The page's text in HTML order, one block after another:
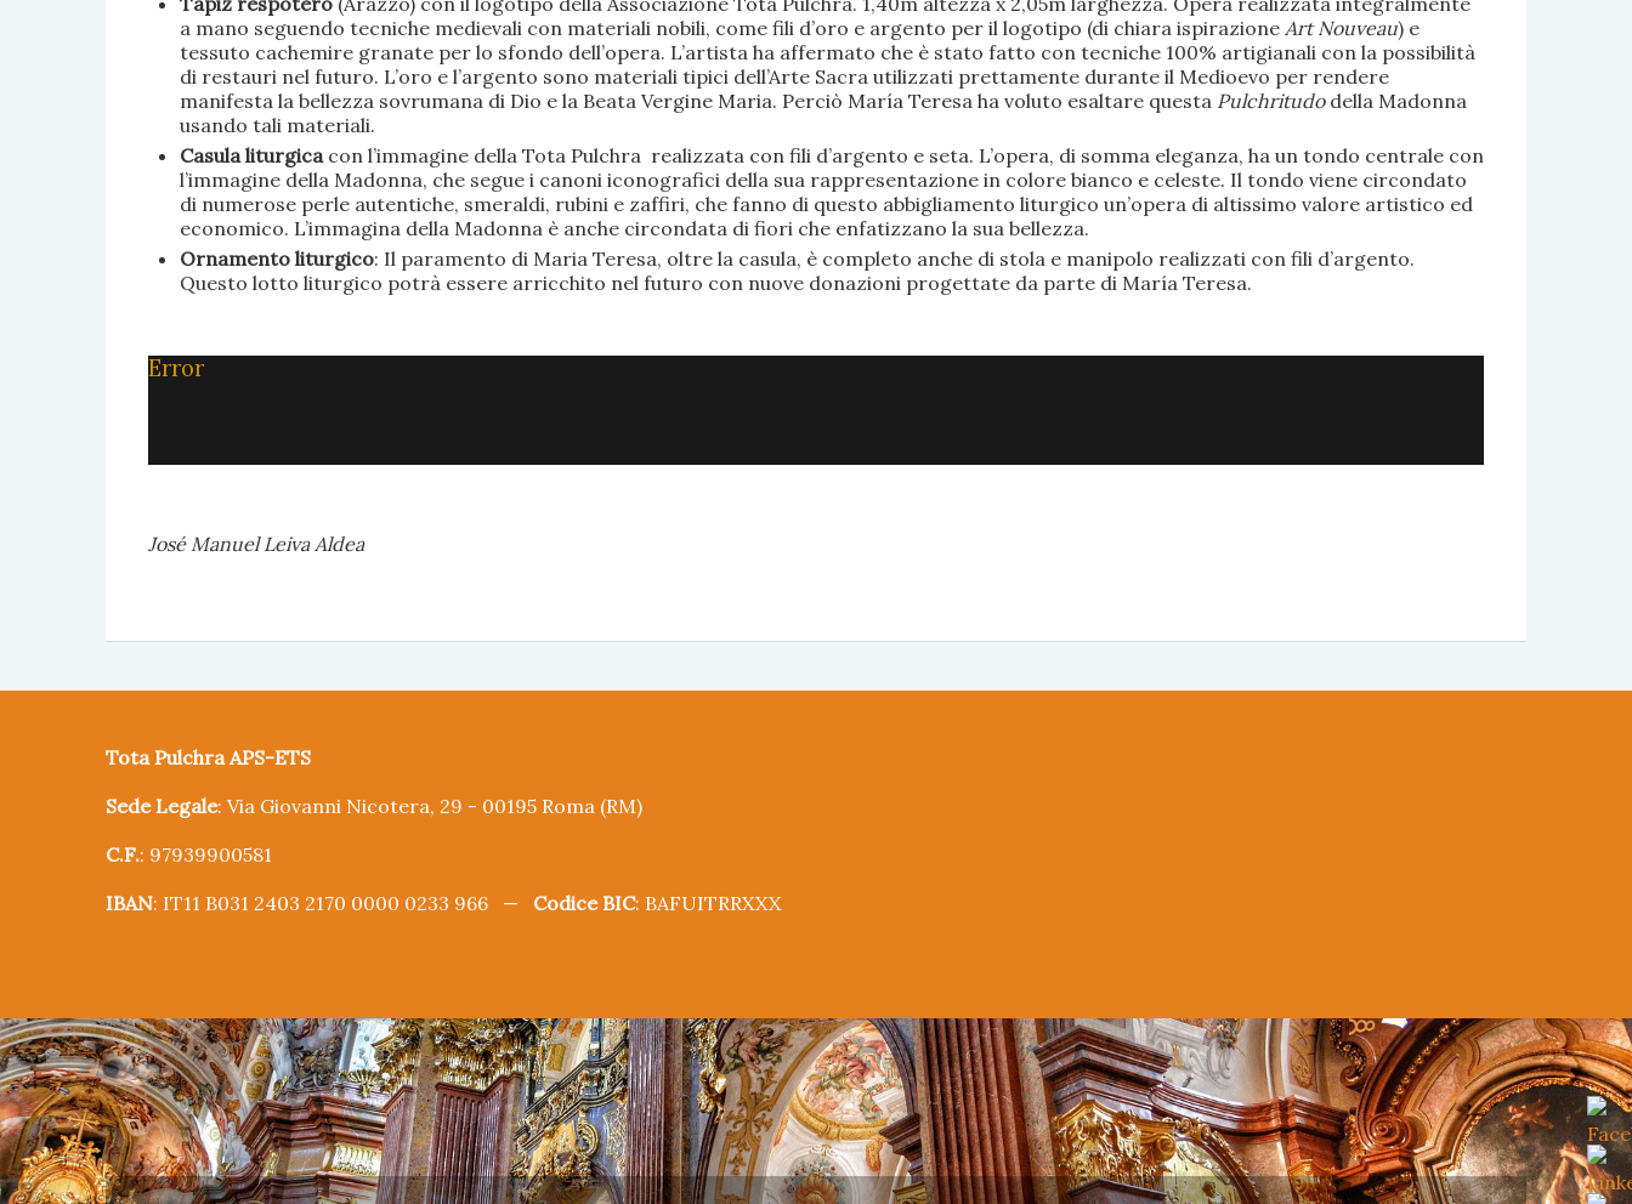
a mano seguendo tecniche medievali con materiali nobili, come fili d’oro e argento per il logotipo (di chiara ispirazione Art Nouveau) e
tessuto cachemire granate per lo sfondo dell’opera. L’artista ha affermato che è stato fatto con tecniche 100% artigianali con la possibilità
di restauri nel futuro. L’oro e l’argento sono materiali tipici dell’Arte Sacra utilizzati prettamente durante il Medioevo per rendere
manifesta la bellezza sovrumana di Dio e la Beata Vergine Maria. Perciò María Teresa ha voluto esaltare questa Pulchritudo della Madonna
usando tali materiali.
Casula liturgica con l’immagine della Tota Pulchra realizzata con fili d’argento e seta. L’opera, di somma eleganza, ha un tondo centrale con
l’immagine della Madonna, che segue i canoni iconografici della sua rappresentazione in colore bianco e celeste. Il tondo viene circondato
di numerose perle autentiche, smeraldi, rubini e zaffiri, che fanno di questo abbigliamento liturgico un’opera di altissimo valore artistico ed
economico. L’immagina della Madonna è anche circondata di fiori che enfatizzano la sua bellezza.
Ornamento liturgico: Il paramento di Maria Teresa, oltre la casula, è completo anche di stola e manipolo realizzati con fili d’argento.
Questo lotto liturgico potrà essere arricchito nel futuro con nuove donazioni progettate da parte di María Teresa.
Error
José Manuel Leiva Aldea
Tota Pulchra APS-ETS
Sede Legale: Via Giovanni Nicotera, 29 - 00195 Roma (RM)
C.F.: 97939900581
IBAN: IT11 B031 2403 2170 0000 0233 966 — Codice BIC: BAFUITRRXXX